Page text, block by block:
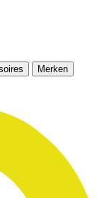
Merken